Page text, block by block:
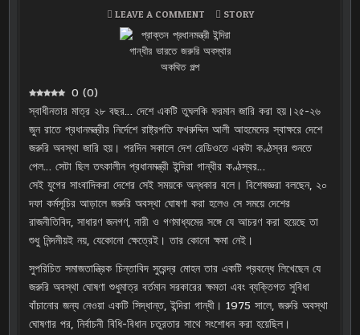
LEAVE A COMMENTON
প্রধানমন্ত্রী
ইন্দিরা
গান্ধীর
POSTED
STORY
0 (0)
স্বাধীনতার মাত্র ২৮ বছর… দেশে একটি তুঘলকি ফরমান জারি করা হয়।২৫-২৬
জুন রাতে প্রধানমন্ত্রীর নির্দেশে রাষ্ট্রপতি ফখরুদ্দিন আলী আহমেদের স্বাক্ষরে দেশে
জরুরি অবস্থা জারি হয়। পরদিন সকালে দেশ রেডিওতে একটা কণ্ঠস্বর শুনতে
পেল… সেটা ছিল তৎকালীন প্রধানমন্ত্রী ইন্দিরা গান্ধীর কণ্ঠস্বর…
সেই যুগের সাংবাদিকরা দেশের সেই সময়কে অন্ধকার বলে। বিশেষজ্ঞরা বলছেন, ২০
দফা কর্মসূচির আড়ালে জরুরি অবস্থা ঘোষণা করা হলেও সে সময়ে দেশের
রাজনীতিবিদ, সাধারণ জনগণ, নারী ও গণমাধ্যমের সঙ্গে যে আচরণ করা হয়েছে তা
শুধু নিন্দনীয়ই নয়, যেকোনো ক্ষেত্রেই। তার কোনো ক্ষমা নেই।
সুপরিচিত সমাজতান্ত্রিক চিন্তাবিদ সুরেন্দ্র মোহন তার একটি প্রবন্ধে লিখেছেন যে
জরুরি অবস্থা ঘোষণা শুধুমাত্র বর্তমান সরকারের ক্ষমতা এবং ব্যক্তিগত সুবিধা
বাঁচানোর জন্য নেওয়া একটি সিদ্ধান্ত, ইন্দিরা গান্ধী। 1975 সালে, জরুরি অবস্থা
ঘোষণার পর, নির্বাচনী বিধি-বিধান চতুরতার সাথে সংশোধন করা হয়েছিল।